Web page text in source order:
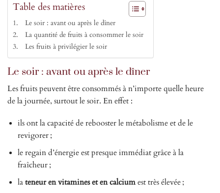
Table des matières
Le soir : avant ou après le dîner
La quantité de fruits à consommer le soir
Les fruits à privilégier le soir
Le soir : avant ou après le dîner
Les fruits peuvent être consommés à n’importe quelle heure
de la journée, surtout le soir. En effet :
ils ont la capacité de rebooster le métabolisme et de le
revigorer ;
le regain d’énergie est presque immédiat grâce à la
fraîcheur ;
lateneur en vitamines et en calciumest très élevée ;